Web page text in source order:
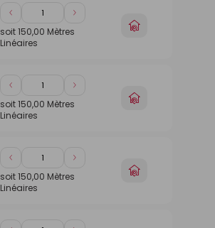
Diminuer
de
1
Augmenter
de
soit150,00 Mètres
Linéaires
Choisir
Diminuer
de
1
Augmenter
de
soit150,00 Mètres
Linéaires
Choisir
Diminuer
de
1
Augmenter
de
soit150,00 Mètres
Linéaires
Choisir